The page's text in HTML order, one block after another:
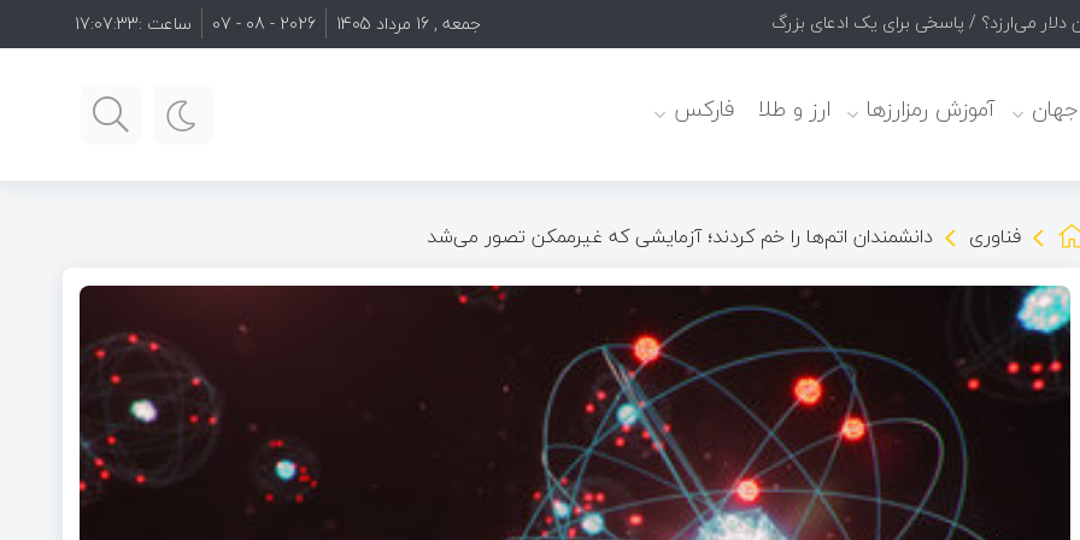
جمعه , 16 مرداد 1405 2026 - 08 - 07 ساعت :17:07:35
جهان آموزش رمزارزها ارز و طلا فارکس
فناوری دانشمندان اتم‌ها را خم کردند؛ آزمایشی که غیرممکن تصور می‌شد